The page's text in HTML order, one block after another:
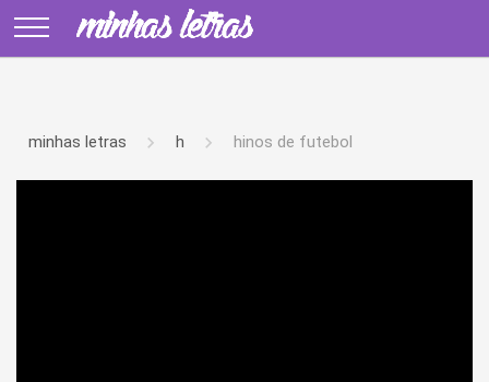
minhas letras h hinos de futebol